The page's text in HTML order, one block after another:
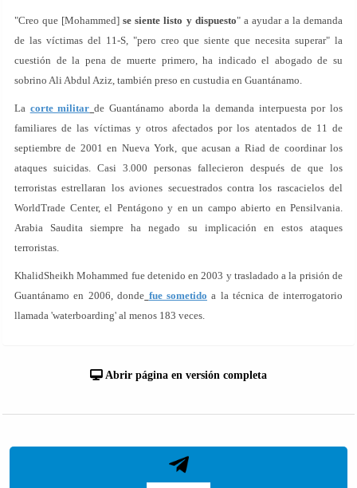
"Creo que [Mohammed]se siente listo y dispuesto" a ayudar a la demanda
de las víctimas del 11-S, "pero creo que siente que necesita superar" la
cuestión de la pena de muerte primero, ha indicado el abogado de su
sobrino Ali Abdul Aziz, también preso en custudia en Guantánamo.
La corte militar de Guantánamo aborda la demanda interpuesta por los
familiares de las víctimas y otros afectados por los atentados de 11 de
septiembre de 2001 en Nueva York, que acusan a Riad de coordinar los
ataques suicidas. Casi 3.000 personas fallecieron después de que los
terroristas estrellaran los aviones secuestrados contra los rascacielos del
WorldTrade Center, el Pentágono y en un campo abierto en Pensilvania.
Arabia Saudita siempre ha negado su implicación en estos ataques
terroristas.
KhalidSheikh Mohammed fue detenido en 2003 y trasladado a la prisión de
Guantánamo en 2006, donde fue sometido a la técnica de interrogatorio
llamada 'waterboarding' al menos 183 veces.
Abrir página en versión completa